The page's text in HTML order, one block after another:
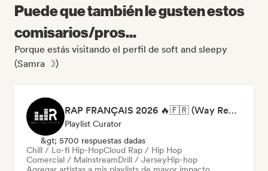
Puede que también le gusten estos
comisarios/pros...
Porque estás visitando el perfil de soft and sleepy
(Samra ☽)
RAP FRANÇAIS 2026 🔥🇫🇷 (Way Records)
Playlist Curator
&gt; 5700 respuestas dadas
Chill / Lo-fi Hip-HopCloud Rap / Hip Hop
Comercial / MainstreamDrill / JerseyHip-hop